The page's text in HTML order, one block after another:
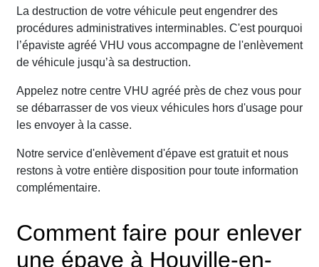
La destruction de votre véhicule peut engendrer des
procédures administratives interminables. C'est pourquoi
l’épaviste agréé VHU vous accompagne de l'enlèvement
de véhicule jusqu’à sa destruction.
Appelez notre centre VHU agréé près de chez vous pour
se débarrasser de vos vieux véhicules hors d'usage pour
les envoyer à la casse.
Notre service d'enlèvement d'épave est gratuit et nous
restons à votre entière disposition pour toute information
complémentaire.
Comment faire pour enlever
une épave à Houville-en-